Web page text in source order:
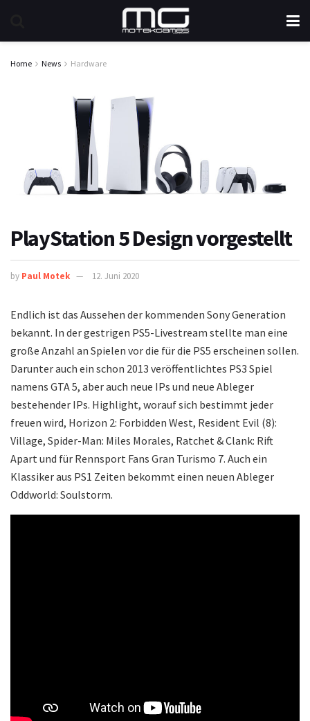
Home News Hardware
PlayStation 5 Design vorgestellt
by Paul Motek 12. Juni 2020
Endlich ist das Aussehen der kommenden Sony Generation
bekannt. In der gestrigen PS5-Livestream stellte man eine
große Anzahl an Spielen vor die für die PS5 erscheinen sollen.
Darunter auch ein schon 2013 veröffentlichtes PS3 Spiel
namens GTA 5, aber auch neue IPs und neue Ableger
bestehender IPs. Highlight, worauf sich bestimmt jeder
freuen wird, Horizon 2: Forbidden West, Resident Evil (8):
Village, Spider-Man: Miles Morales, Ratchet & Clank: Rift
Apart und für Rennsport Fans Gran Turismo 7. Auch ein
Klassiker aus PS1 Zeiten bekommt einen neuen Ableger
Oddworld: Soulstorm.